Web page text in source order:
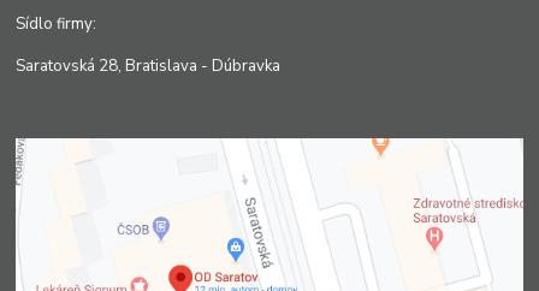
Sídlo firmy:
Saratovská 28, Bratislava - Dúbravka